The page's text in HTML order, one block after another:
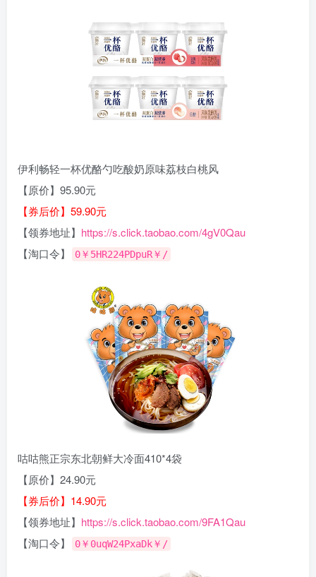
伊利畅轻一杯优酪勺吃酸奶原味荔枝白桃风
【原价】95.90元
【券后价】59.90元
【领券地址】 https://s.click.taobao.com/4gV0Qau
【淘口令】
0￥5HR224PDpuR￥/
咕咕熊正宗东北朝鲜大冷面410*4袋
【原价】24.90元
【券后价】14.90元
【领券地址】 https://s.click.taobao.com/9FA1Qau
【淘口令】
0￥0uqW24PxaDk￥/